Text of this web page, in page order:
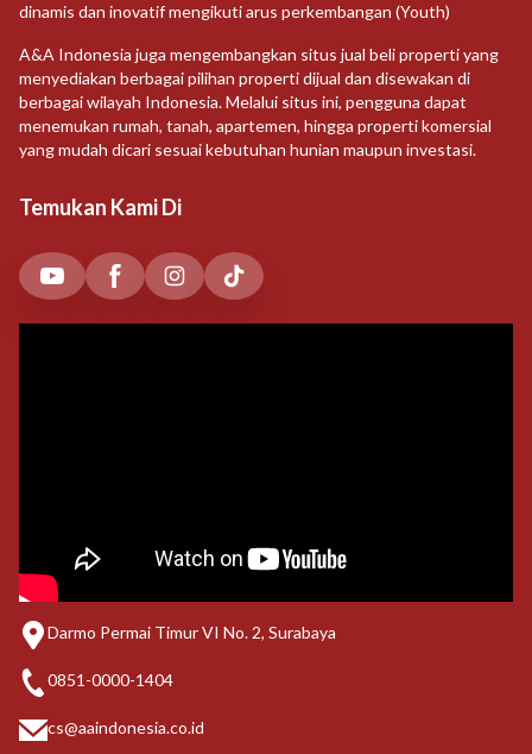
dinamis dan inovatif mengikuti arus perkembangan (Youth)
A&A Indonesia juga mengembangkan situs jual beli properti yang
menyediakan berbagai pilihan properti dijual dan disewakan di
berbagai wilayah Indonesia. Melalui situs ini, pengguna dapat
menemukan rumah, tanah, apartemen, hingga properti komersial
yang mudah dicari sesuai kebutuhan hunian maupun investasi.
Temukan Kami Di
Darmo Permai Timur VI No. 2, Surabaya
0851-0000-1404
cs@aaindonesia.co.id